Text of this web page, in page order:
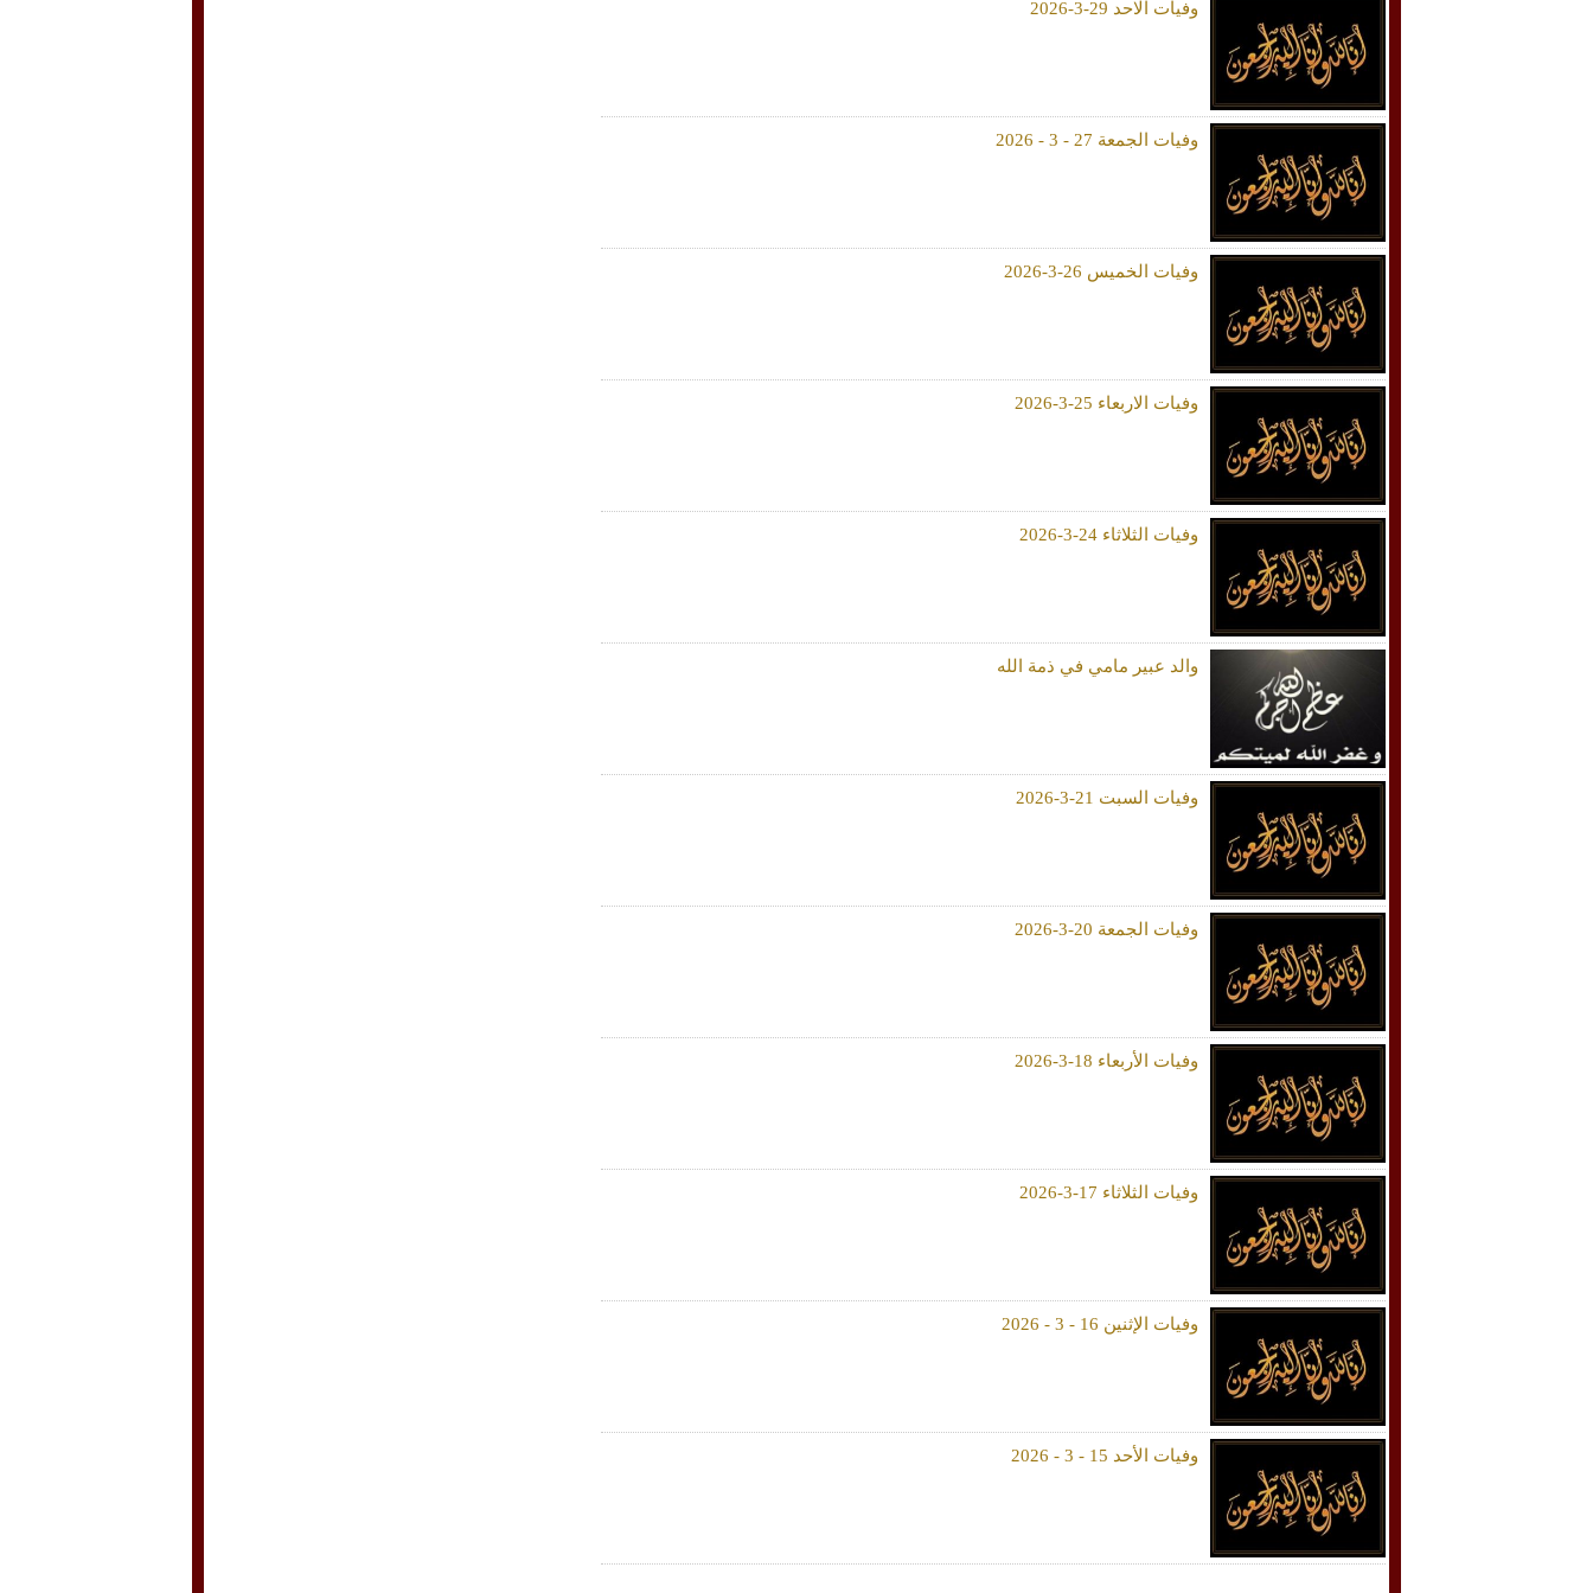
وفيات الاحد 29-3-2026
وفيات الجمعة 27 - 3 - 2026
وفيات الخميس 26-3-2026
وفيات الاربعاء 25-3-2026
وفيات الثلاثاء 24-3-2026
والد عبير مامي في ذمة الله
وفيات السبت 21-3-2026
وفيات الجمعة 20-3-2026
وفيات الأربعاء 18-3-2026
وفيات الثلاثاء 17-3-2026
وفيات الإثنين 16 - 3 - 2026
وفيات الأحد 15 - 3 - 2026